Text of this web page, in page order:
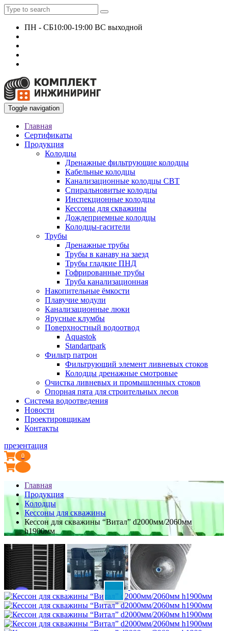
ПН - СБ10:00-19:00 ВС выходной
Toggle navigation
Главная
Сертификаты
Продукция
Колодцы
Дренажные фильтрующие колодцы
Кабельные колодцы
Канализационные колодцы СВТ
Спиральновитые колодцы
Инспекционные колодцы
Кессоны для скважины
Дождеприемные колодцы
Колодцы-гасители
Трубы
Дренажные трубы
Трубы в канаву на заезд
Трубы гладкие ПНД
Гофрированные трубы
Труба канализационная
Накопительные ёмкости
Плавучие модули
Канализационные люки
Ярусные клумбы
Поверхностный водоотвод
Aquastok
Standartpark
Фильтр патрон
Фильтрующий элемент ливневых стоков
Колодцы дренажные смотровые
Очистка ливневых и промышленных стоков
Опорная пята для строительных лесов
Система водоотведения
Новости
Проектировщикам
Контакты
презентация
0
Главная
Продукция
Колодцы
Кессоны для скважины
Кессон для скважины “Витал” d2000мм/2060мм
h1900мм